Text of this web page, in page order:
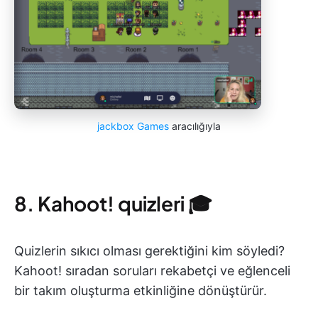
jackbox Games aracılığıyla
8. Kahoot! quizleri 🎓
Quizlerin sıkıcı olması gerektiğini kim söyledi?
Kahoot! sıradan soruları rekabetçi ve eğlenceli
bir takım oluşturma etkinliğine dönüştürür.